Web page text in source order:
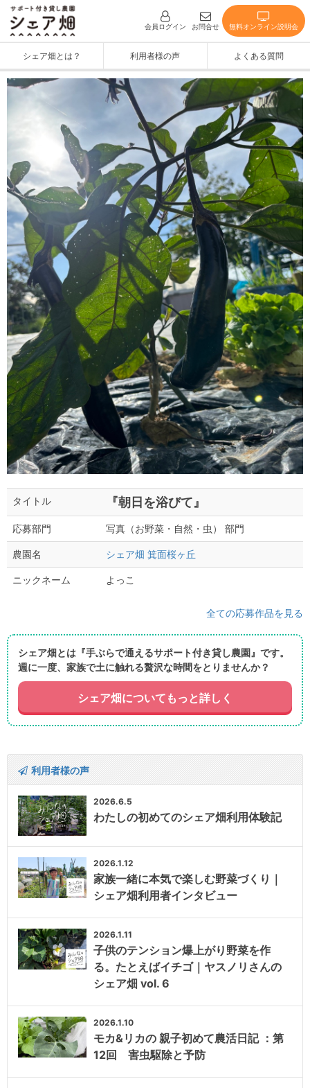
会員ログイン お問合せ 無料オンライン説明会
シェア畑とは？ 利用者様の声 よくある質問
タイトル 『朝日を浴びて』
応募部門 写真（お野菜・自然・虫） 部門
農園名 シェア畑 箕面桜ヶ丘
ニックネーム よっこ
全ての応募作品を見る
シェア畑とは『手ぶらで通えるサポート付き貸し農園』です。
週に一度、家族で土に触れる贅沢な時間をとりませんか？
シェア畑についてもっと詳しく
利用者様の声
2026.6.5
わたしの初めてのシェア畑利用体験記
2026.1.12
家族一緒に本気で楽しむ野菜づくり｜
シェア畑利用者インタビュー
2026.1.11
子供のテンション爆上がり野菜を作
る。たとえばイチゴ｜ヤスノリさんの
シェア畑 vol. 6
2026.1.10
モカ&リカの 親子初めて農活日記 ：第
12回 害虫駆除と予防